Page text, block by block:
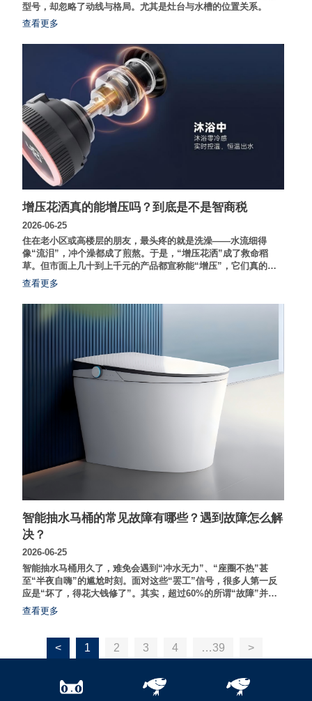
型号，却忽略了动线与格局。尤其是灶台与水槽的位置关系。
查看更多
增压花洒真的能增压吗？到底是不是智商税
2026-06-25
住在老小区或高楼层的朋友，最头疼的就是洗澡——水流细得
像“流泪”，冲个澡都成了煎熬。于是，“增压花洒”成了救命稻
草。但市面上几十到上千元的产品都宣称能“增压”，它们真的能
凭空变出水压吗？今天，我们就从物理原理和实测体验入手，拆
解这个卫浴圈的“迷思”。
查看更多
智能抽水马桶的常见故障有哪些？遇到故障怎么解
决？
2026-06-25
智能抽水马桶用久了，难免会遇到“冲水无力”、“座圈不热”甚
至“半夜自嗨”的尴尬时刻。面对这些“罢工”信号，很多人第一反
应是“坏了，得花大钱修了”。其实，超过60%的所谓“故障”并非
硬件损坏，而是由于设置、水压或简单清洁问题导致的“假性故
障”。掌握正确的自检方法，不仅能省下几百元上门费，还能延长
查看更多
< 1 2 3 4 …39 >